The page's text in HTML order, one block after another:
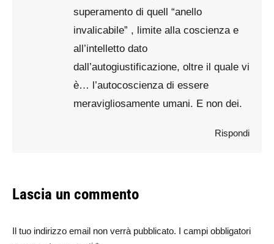
superamento di quell “anello
invalicabile” , limite alla coscienza e
all’intelletto dato
dall’autogiustificazione, oltre il quale vi
è… l’autocoscienza di essere
meravigliosamente umani. E non dei.
Rispondi
Lascia un commento
Il tuo indirizzo email non verrà pubblicato. I campi obbligatori